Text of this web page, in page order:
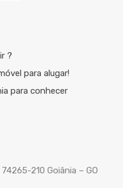
?
para alugar!
para conhecer
210 Goiânia – GO